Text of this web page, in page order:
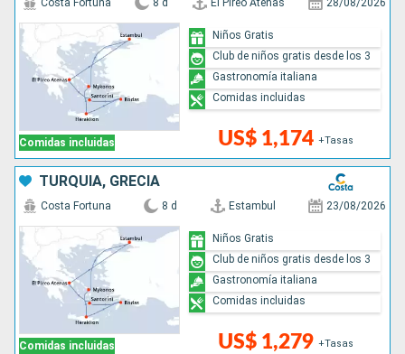
Comidas incluidas
Costa Fortuna 8 d El Pireo Atenas 28/08/2026
US$ 1,174 +Tasas
Niños Gratis
Club de niños gratis desde los 3
Gastronomía italiana
Comidas incluidas
TURQUÍA, GRECIA
Comidas incluidas
Costa Fortuna 8 d Estambul 23/08/2026
US$ 1,279 +Tasas
Niños Gratis
Club de niños gratis desde los 3
Gastronomía italiana
Comidas incluidas